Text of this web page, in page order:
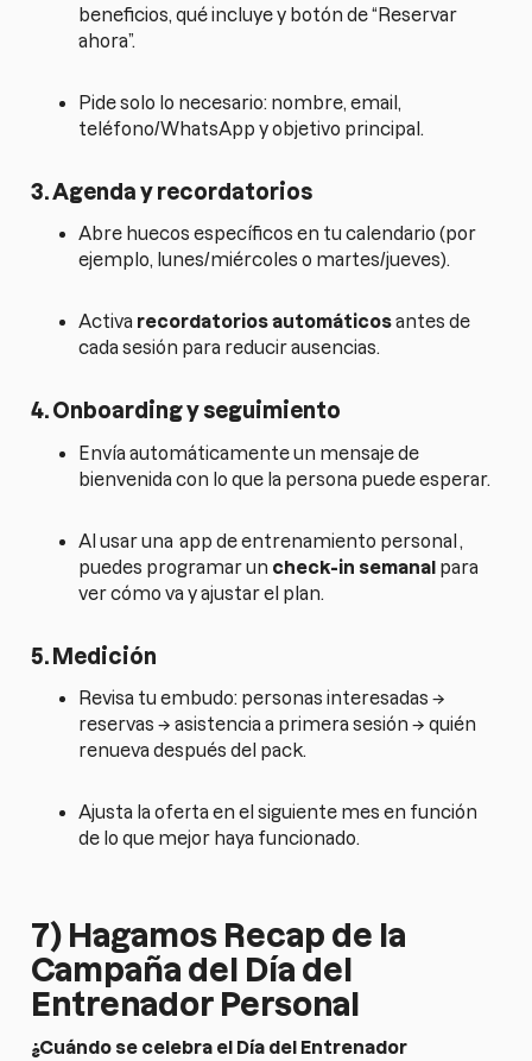
beneficios, qué incluye y botón de “Reservar
ahora”.
Pide solo lo necesario: nombre, email,
teléfono/WhatsApp y objetivo principal.
3. Agenda y recordatorios
Abre huecos específicos en tu calendario (por
ejemplo, lunes/miércoles o martes/jueves).
Activa recordatorios automáticosantes de
cada sesión para reducir ausencias.
4. Onboarding y seguimiento
Envía automáticamente un mensaje de
bienvenida con lo que la persona puede esperar.
Al usar una app de entrenamiento personal ,
puedes programar un check-in semanal para
ver cómo va y ajustar el plan.
5. Medición
Revisa tu embudo: personas interesadas →
reservas → asistencia a primera sesión → quién
renueva después del pack.
Ajusta la oferta en el siguiente mes en función
de lo que mejor haya funcionado.
7) Hagamos Recap de la
Campaña del Día del
Entrenador Personal
¿Cuándo se celebra el Día del Entrenador